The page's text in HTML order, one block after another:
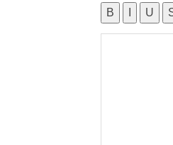
B U